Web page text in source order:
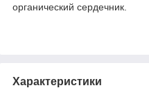
органический сердечник.
Характеристики